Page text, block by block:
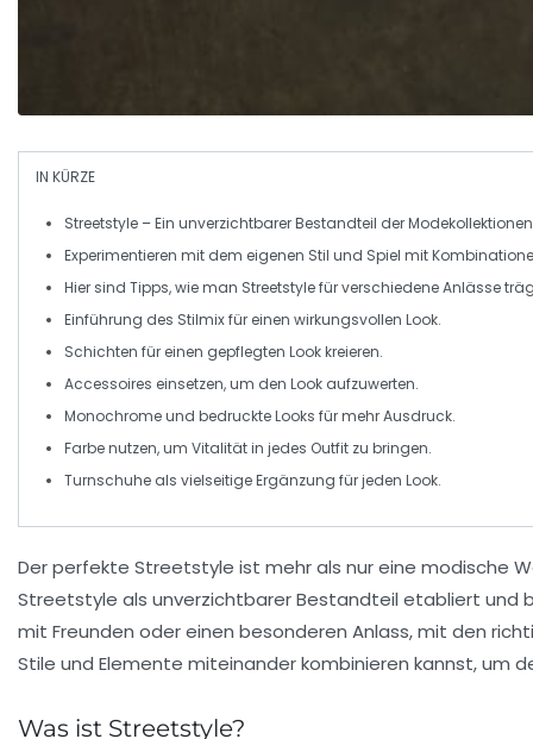
IN KÜRZE
Streetstyle – Ein unverzichtbarer Bestandteil derModekollektionen
Experimentieren mit dem eigenen Stil und Spiel mit
Hier sind Tipps, wie man Streetstyle für verschiedene Anlässe
Einführung des Stilmixfür einen wirkungsvollen Look.
Schichten für einen gepflegten Look kreieren.
Accessoires einsetzen, um den Look aufzuwerten.
Monochrome und bedruckte Looks für mehr Ausdruck.
Farbenutzen, um Vitalität in jedes Outfit zu bringen.
Turnschuhe als vielseitige Ergänzung für jeden Look.
Der perfekte Streetstyle ist mehr als nur eine modische
Streetstyle als unverzichtbarer Bestandteil etabliert und
mit Freunden oder einen besonderen Anlass, mit den
Stile und Elemente miteinander kombinieren kannst, um
Was ist Streetstyle?